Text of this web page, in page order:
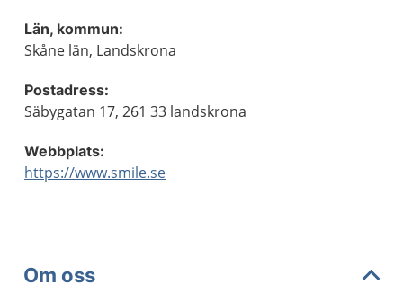
Län, kommun:
Skåne län, Landskrona
Postadress:
Säbygatan 17, 261 33 landskrona
Webbplats:
https://www.smile.se
Om oss